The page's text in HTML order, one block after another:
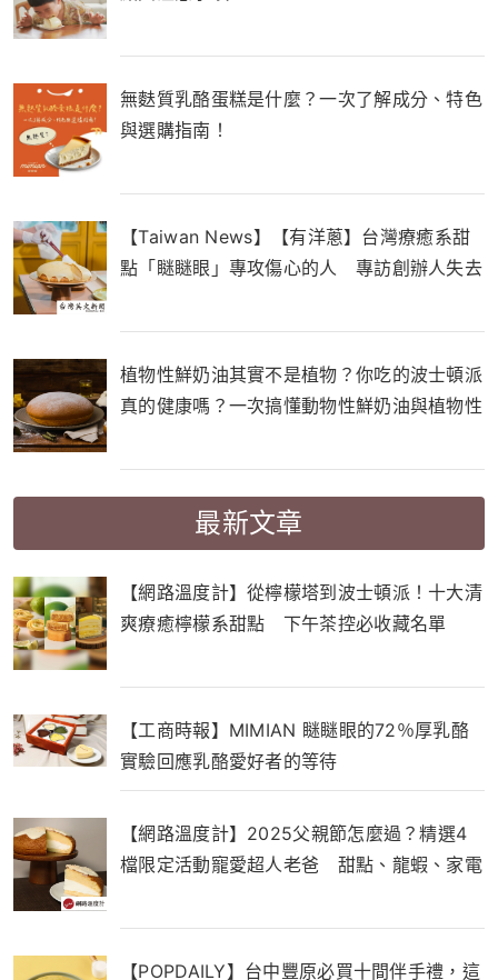
無麩質乳酪蛋糕是什麼？一次了解成分、特色
與選購指南！
【Taiwan News】【有洋蔥】台灣療癒系甜
點「瞇瞇眼」專攻傷心的人 專訪創辦人失去
植物性鮮奶油其實不是植物？你吃的波士頓派
真的健康嗎？一次搞懂動物性鮮奶油與植物性
最新文章
【網路溫度計】從檸檬塔到波士頓派！十大清
爽療癒檸檬系甜點 下午茶控必收藏名單
【工商時報】MIMIAN 瞇瞇眼的72％厚乳酪
實驗回應乳酪愛好者的等待
【網路溫度計】2025父親節怎麼過？精選4
檔限定活動寵愛超人老爸 甜點、龍蝦、家電
【POPDAILY】台中豐原必買十間伴手禮，這